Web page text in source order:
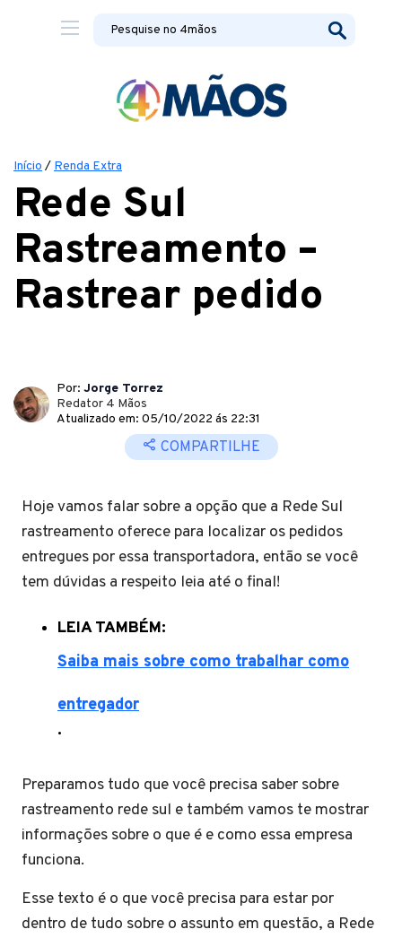
Início / Renda Extra
Rede Sul
Rastreamento –
Rastrear pedido
Por: Jorge Torrez
Redator 4 Mãos
Atualizado em: 05/10/2022 ás 22:31
COMPARTILHE
Hoje vamos falar sobre a opção que a Rede Sul
rastreamento oferece para localizar os pedidos
entregues por essa transportadora, então se você
tem dúvidas a respeito leia até o final!
LEIA TAMBÉM:
Saiba mais sobre como trabalhar como
entregador
.
Preparamos tudo que você precisa saber sobre
rastreamento rede sul e também vamos te mostrar
informações sobre o que é e como essa empresa
funciona.
Esse texto é o que você precisa para estar por
dentro de tudo sobre o assunto em questão, a Rede